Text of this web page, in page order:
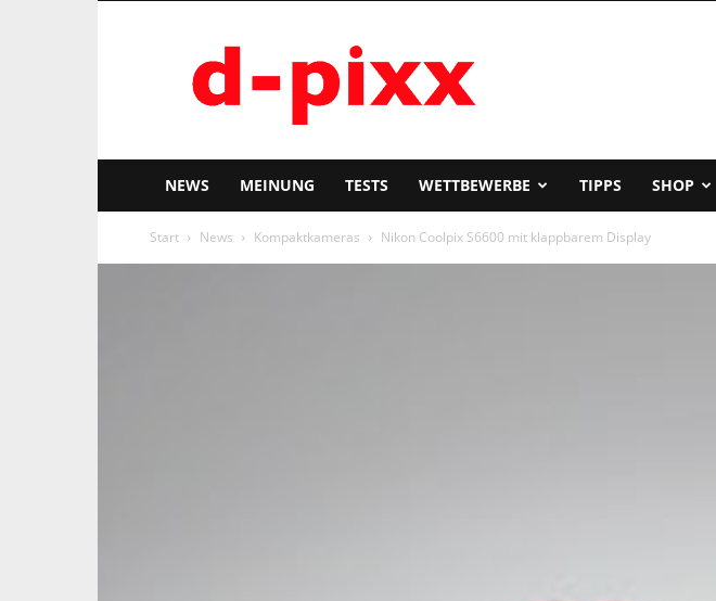
pixx
NEWS MEINUNG TESTS WETTBEWERBE TIPPS SHOP
Start News Kompaktkameras Nikon Coolpix S6600 mit klappbarem Display